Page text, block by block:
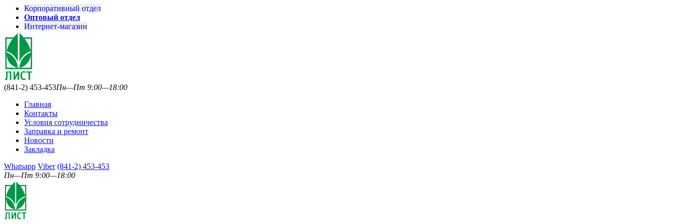
Корпоративный отдел
Оптовый отдел
Интернет-магазин
(841-2) 453-453Пн—Пт 9:00—18:00
Главная
Контакты
Условия сотрудничества
Заправка и ремонт
Новости
Закладка
Whatsapp Viber (841-2) 453-453
Пн—Пт 9:00—18:00